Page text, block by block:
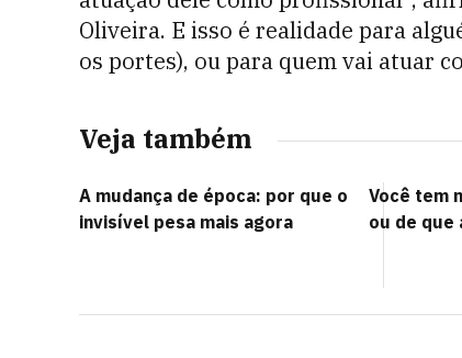
Oliveira. E isso é realidade para
os portes), ou para quem vai atuar
Veja também
A mudança de época: por que o
invisível pesa mais agora
Você tem
ou de que